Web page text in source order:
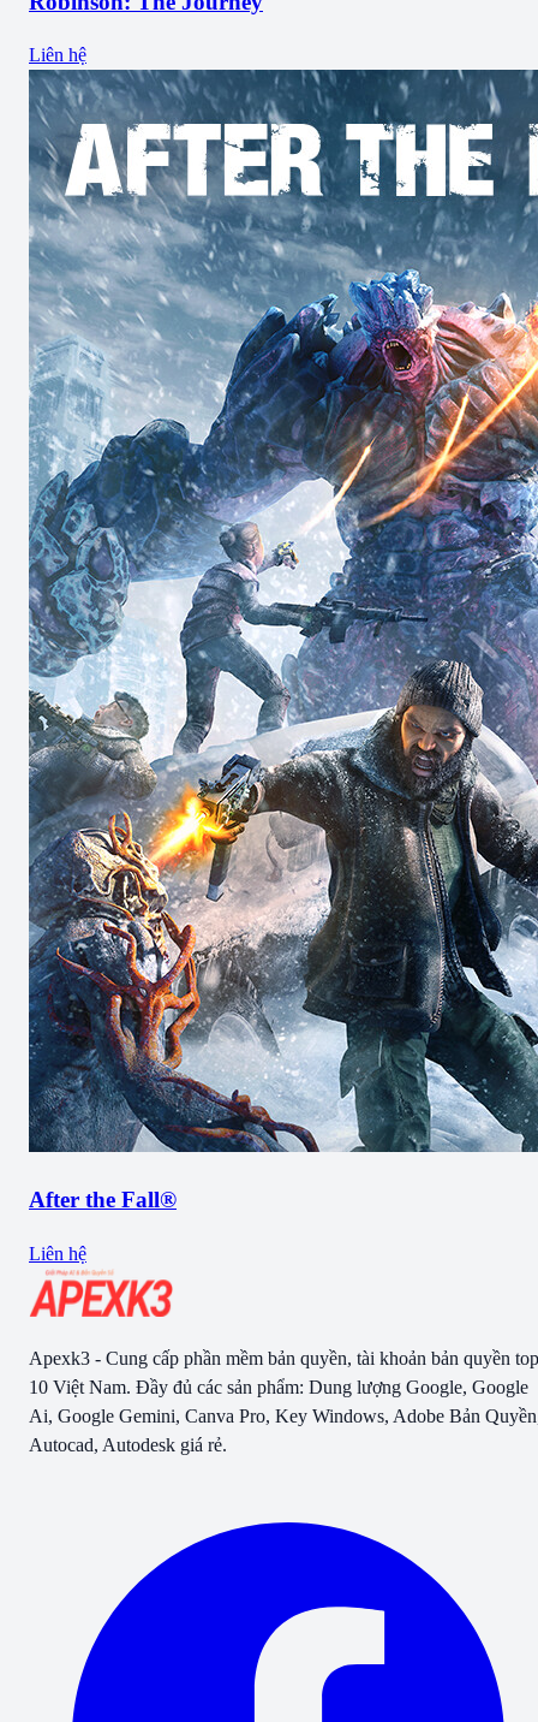
Liên hệ
After the Fall®
Liên hệ
Apexk3 - Cung cấp phần mềm bản quyền, tài khoản bản quyền top
10 Việt Nam. Đầy đủ các sản phẩm: Dung lượng Google, Google
Ai, Google Gemini, Canva Pro, Key Windows, Adobe Bản
Autocad, Autodesk giá rẻ.